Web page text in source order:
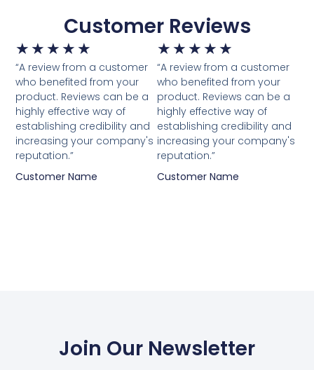
Customer Reviews
★ ★ ★ ★ ★
“A review from a customer
who benefited from your
product. Reviews can be a
highly effective way of
establishing credibility and
increasing your company's
reputation.”
Customer Name
★ ★ ★ ★ ★
“A review from a customer
who benefited from your
product. Reviews can be a
highly effective way of
establishing credibility and
increasing your company's
reputation.”
Customer Name
Join Our Newsletter